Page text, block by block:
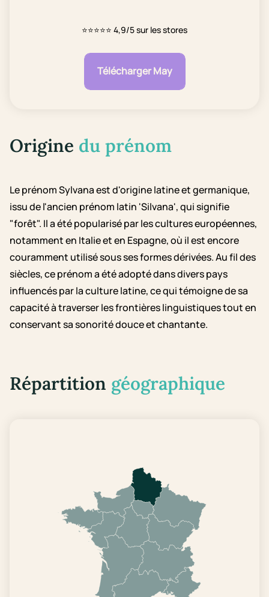
⭐⭐⭐⭐⭐ 4,9/5 sur les stores
Télécharger May
Origine du prénom
Le prénom Sylvana est d'origine latine et germanique,
issu de l'ancien prénom latin 'Silvana', qui signifie
"forêt". Il a été popularisé par les cultures européennes,
notamment en Italie et en Espagne, où il est encore
couramment utilisé sous ses formes dérivées. Au fil des
siècles, ce prénom a été adopté dans divers pays
influencés par la culture latine, ce qui témoigne de sa
capacité à traverser les frontières linguistiques tout en
conservant sa sonorité douce et chantante.
Répartition géographique